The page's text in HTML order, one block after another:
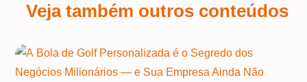
Veja também outros conteúdos